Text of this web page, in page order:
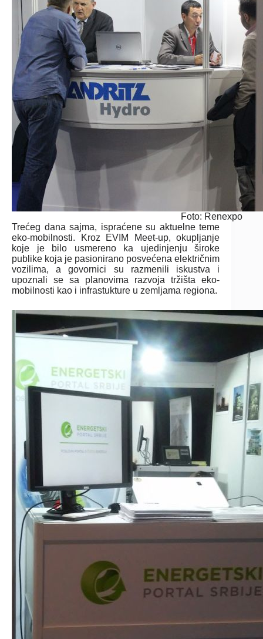
Foto: Renexpo
Trećeg dana sajma, ispraćene su aktuelne teme
eko-mobilnosti. Kroz EVIM Meet-up, okupljanje
koje je bilo usmereno ka ujedinjenju široke
publike koja je pasionirano posvećena električnim
vozilima, a govornici su razmenili iskustva i
upoznali se sa planovima razvoja tržišta eko-
mobilnosti kao i infrastukture u zemljama regiona.